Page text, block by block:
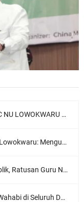
35, Meneguhkan Sanad Laku Para Muassis
Menyambut Muktamar NU ke-35
Serukan Deklarasi Ramah Anak
Dunia dan Karya-karyanya